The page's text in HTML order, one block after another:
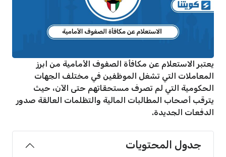
يعتبر الاستعلام عن مكافأة الصفوف الأمامية من ابرز
المعاملات التي تشغل الموظفين في مختلف الجهات
الحكومية التي لم تصرف مستحقاتهم حتى الآن، حيث
يترقب أصحاب المطالبات المالية والتظلمات العالقة صدور
الدفعات الجديدة.
جدول المحتويات